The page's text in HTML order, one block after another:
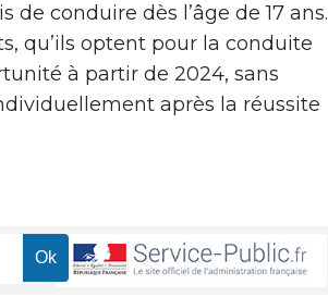
conduire dès l’âge de 17 ans.
qu’ils optent pour la conduite
à partir de 2024, sans
après la réussite